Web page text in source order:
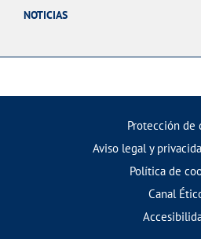
NOTICIAS
Protección de
Aviso legal y
Política de
Canal